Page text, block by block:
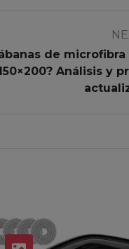
de microfibra
Análisis y